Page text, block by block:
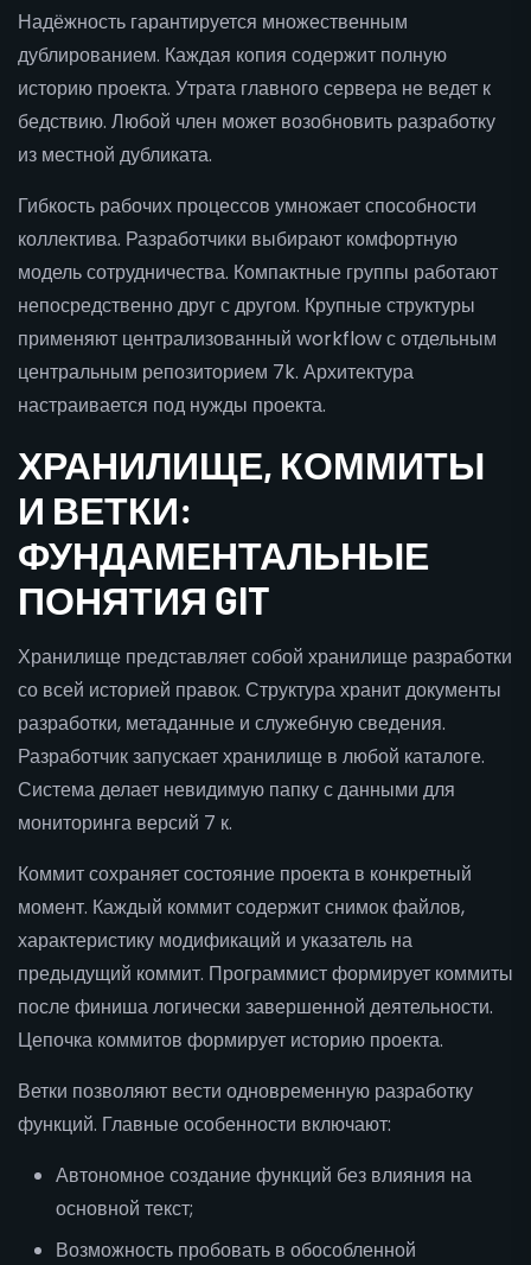
Надёжность гарантируется множественным
дублированием. Каждая копия содержит полную
историю проекта. Утрата главного сервера не ведет к
бедствию. Любой член может возобновить разработку
из местной дубликата.
Гибкость рабочих процессов умножает способности
коллектива. Разработчики выбирают комфортную
модель сотрудничества. Компактные группы работают
непосредственно друг с другом. Крупные структуры
применяют централизованный workflow с отдельным
центральным репозиторием 7k. Архитектура
настраивается под нужды проекта.
ХРАНИЛИЩЕ, КОММИТЫ
И ВЕТКИ:
ФУНДАМЕНТАЛЬНЫЕ
ПОНЯТИЯ GIT
Хранилище представляет собой хранилище разработки
со всей историей правок. Структура хранит документы
разработки, метаданные и служебную сведения.
Разработчик запускает хранилище в любой каталоге.
Система делает невидимую папку с данными для
мониторинга версий 7 к.
Коммит сохраняет состояние проекта в конкретный
момент. Каждый коммит содержит снимок файлов,
характеристику модификаций и указатель на
предыдущий коммит. Программист формирует коммиты
после финиша логически завершенной деятельности.
Цепочка коммитов формирует историю проекта.
Ветки позволяют вести одновременную разработку
функций. Главные особенности включают:
Автономное создание функций без влияния на
основной текст;
Возможность пробовать в обособленной